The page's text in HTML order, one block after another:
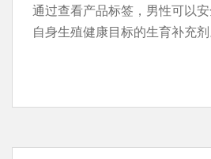
通过查看产品标签，男性可以
自身生殖健康目标的生育补充剂